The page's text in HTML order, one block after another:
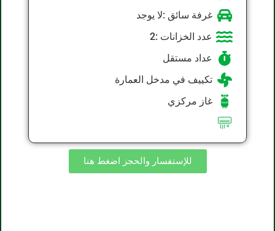
غرفة سائق :لا يوجد
عدد الخزانات :2
عداد مستقل
تكييف في مدخل العمارة
غاز مركزي
للإستفسار والحجز اضغط هنا